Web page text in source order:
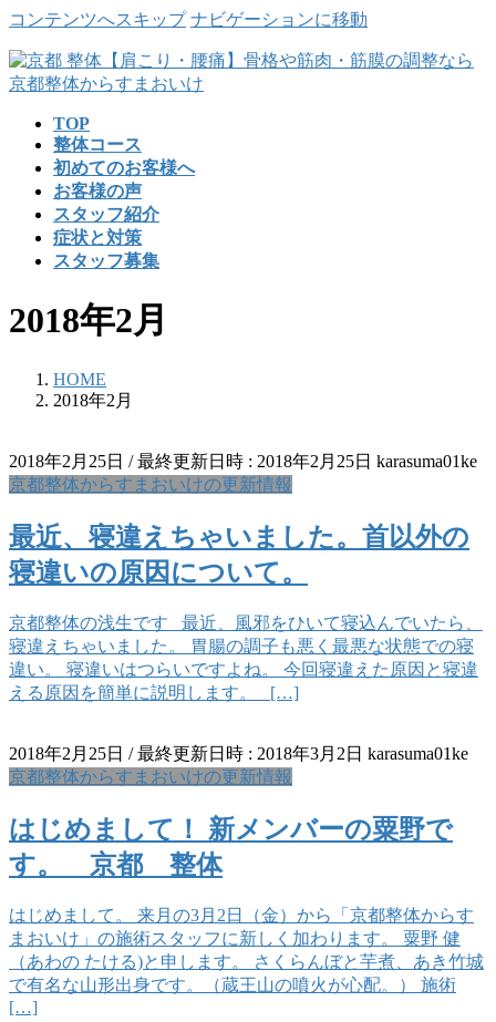
コンテンツへスキップ ナビゲーションに移動
TOP
整体コース
初めてのお客様へ
お客様の声
スタッフ紹介
症状と対策
スタッフ募集
2018年2月
HOME
2018年2月
2018年2月25日 / 最終更新日時 : 2018年2月25日 karasuma01ke
京都整体からすまおいけの更新情報
最近、寝違えちゃいました。首以外の
寝違いの原因について。
京都整体の浅生です 最近、風邪をひいて寝込んでいたら、
寝違えちゃいました。 胃腸の調子も悪く最悪な状態での寝
違い。 寝違いはつらいですよね。 今回寝違えた原因と寝違
える原因を簡単に説明します。 […]
2018年2月25日 / 最終更新日時 : 2018年3月2日 karasuma01ke
京都整体からすまおいけの更新情報
はじめまして！ 新メンバーの粟野で
す。 京都 整体
はじめまして。 来月の3月2日（金）から「京都整体からす
まおいけ」の施術スタッフに新しく加わります。 粟野 健
（あわの たける)と申します。 さくらんぼと芋煮、あき竹城
で有名な山形出身です。（蔵王山の噴火が心配。） 施術
[…]